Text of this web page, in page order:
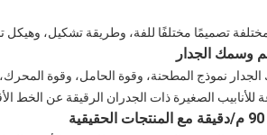
تصميمًا مختلفًا للفة، وطريقة تشكيل، وهيكل
نموذج المطحنة، وقوة الحامل، وقوة
الصغيرة ذات الجدران الرقيقة عن الخط